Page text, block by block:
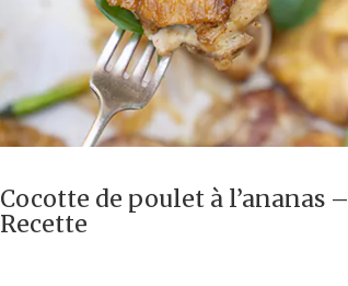
Cocotte de poulet à l’ananas –
Recette